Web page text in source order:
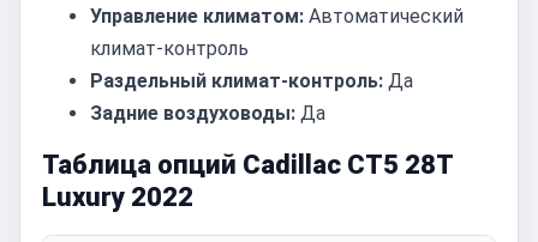
Управление климатом: Автоматический
климат-контроль
Раздельный климат-контроль: Да
Задние воздуховоды: Да
Таблица опций Cadillac CT5 28T
Luxury 2022